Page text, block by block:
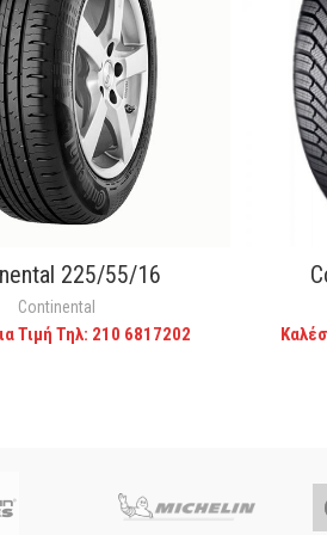
CALL FOR PRICE225/55/16
Continental
Τιμή Τηλ: 210 6817202